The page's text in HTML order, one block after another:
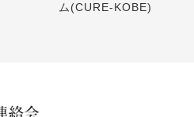
ム(CURE-KOBE)